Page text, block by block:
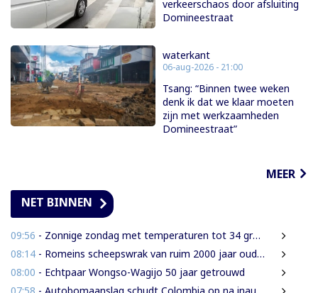
verkeerschaos door afsluiting
Domineestraat
waterkant
06-aug-2026 - 21:00
Tsang: “Binnen twee weken
denk ik dat we klaar moeten
zijn met werkzaamheden
Domineestraat”
MEER
NET BINNEN
09:56 - Zonnige zondag met temperaturen tot 34 graden
08:14 - Romeins scheepswrak van ruim 2000 jaar oud ontdekt bij Sicilië
08:00 - Echtpaar Wongso-Wagijo 50 jaar getrouwd
07:58 - Autobomaanslag schudt Colombia op na inauguratie van hardline president